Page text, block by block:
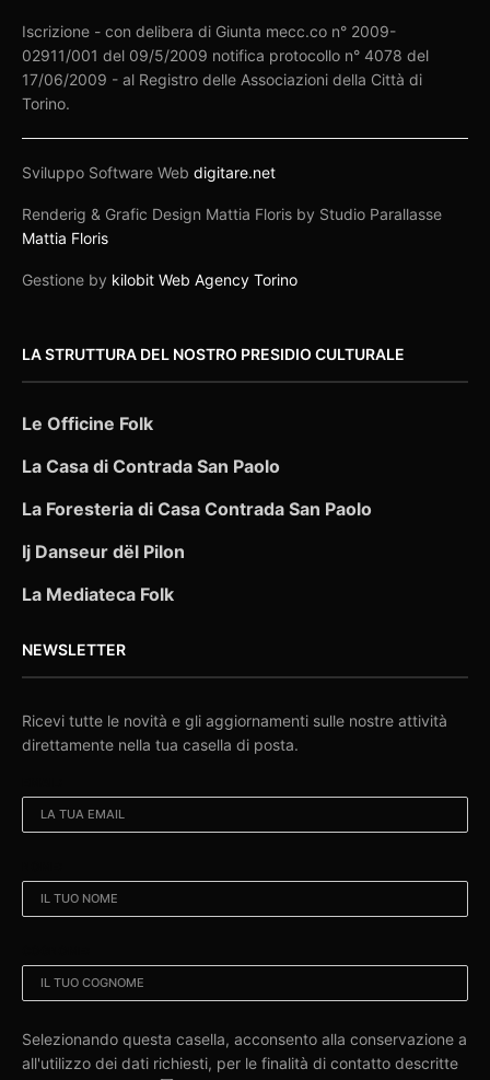
Iscrizione - con delibera di Giunta mecc.co n° 2009-
02911/001 del 09/5/2009 notifica protocollo n° 4078 del
17/06/2009 - al Registro delle Associazioni della Città di
Torino.
Sviluppo Software Webdigitare.net
Renderig & Grafic Design Mattia Floris by Studio Parallasse
Mattia Floris
Gestione by kilobit Web Agency Torino
LA STRUTTURA DEL NOSTRO PRESIDIO CULTURALE
Le Officine Folk
La Casa di Contrada San Paolo
La Foresteria di Casa Contrada San Paolo
Ij Danseur dël Pilon
La Mediateca Folk
NEWSLETTER
Ricevi tutte le novità e gli aggiornamenti sulle nostre attività
direttamente nella tua casella di posta.
Selezionando questa casella, acconsento alla conservazione a
all'utilizzo dei dati richiesti, per le finalità di contatto descritte